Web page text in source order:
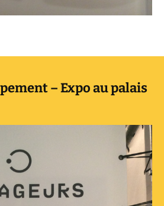
– Expo au palais